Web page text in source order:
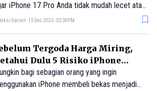
iPhone 17 Pro Anda tidak mudah lecet atau
Daerah 15 Dec 2025 - 02:30PM
Tergoda Harga Miring,
Dulu 5 Risiko iPhone
Ini
bagi sebagian orang yang ingin
iPhone membeli bekas menjadi